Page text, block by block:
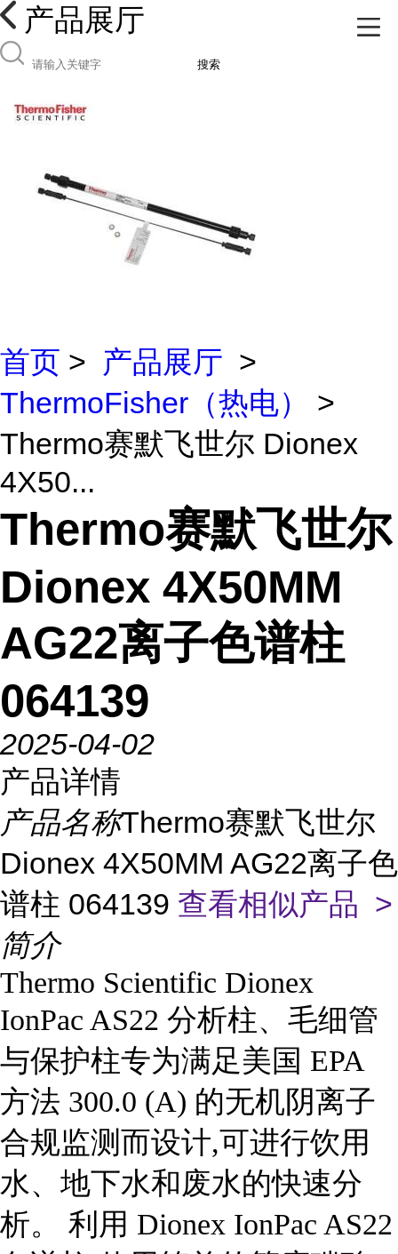
产品展厅
搜索
首页 > 产品展厅 >
ThermoFisher（热电）
>
Thermo赛默飞世尔 Dionex
4X50...
Thermo赛默飞世尔
Dionex 4X50MM
AG22离子色谱柱
064139
2025-04-02
产品详情
产品名称Thermo赛默飞世尔
Dionex 4X50MM AG22离子色
谱柱 064139 查看相似产品 >
简介
Thermo Scientific Dionex
IonPac AS22 分析柱、毛细管
与保护柱专为满足美国 EPA
方法 300.0 (A) 的无机阴离子
合规监测而设计,可进行饮用
水、地下水和废水的快速分
析。 利用 Dionex IonPac AS22